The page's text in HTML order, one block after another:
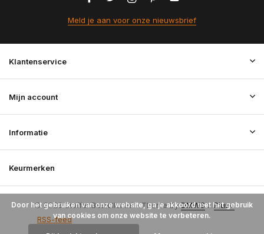
Meld je aan voor onze nieuwsbrief
Klantenservice
Mijn account
Informatie
Keurmerken
© 2026 StoffenBestellen.nl - Theme ByDMWSxPlus+
RSS-feed
Door het gebruiken van onze website, ga je akkoord met het gebruik
van cookies om onze website te verbeteren.